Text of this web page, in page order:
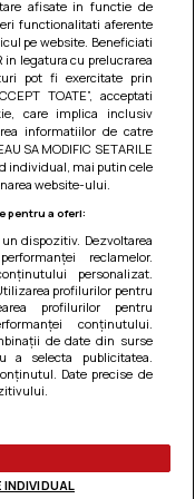
aperitiv delicios,
Puteti face
preferințele
afisate in functie de
functionalitati aferente
pe website. Beneficiati
in legatura cu prelucrarea
pot fi exercitate prin
TOATE”, acceptati
care implica inclusiv
informatiilor de catre
SA MODIFIC SETARILE
individual, mai putin cele
website-ului.
pentru a oferi:
dispozitiv. Dezvoltarea
reclamelor.
personalizat.
profilurilor pentru
profilurilor pentru
conținutului.
de date din surse
a selecta publicitatea.
Date precise de
INDIVIDUAL